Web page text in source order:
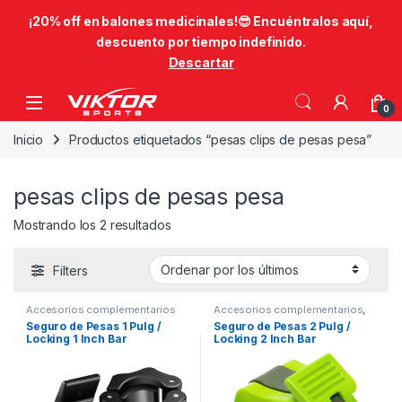
​¡20% off en balones medicinales!😎​ Encuéntralos aquí,
descuento por tiempo indefinido.
Descartar
Skip to navigation
Skip to content
0
Inicio Productos etiquetados “pesas clips de pesas pesa”
pesas clips de pesas pesa
Mostrando los 2 resultadosOrdenado por los últimos
Filters
Accesorios complementarios
para pesas Fitness , Pesas,
Pesas
Seguro de Pesas 1 Pulg /
Locking 1 Inch Bar
Accesorios complementarios,
Accesorios complementarios
para pesas, Pesas
Seguro de Pesas 2 Pulg /
Locking 2 Inch Bar